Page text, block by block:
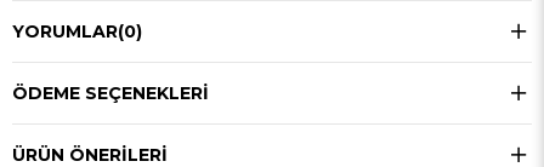
YORUMLAR(0)
ÖDEME SEÇENEKLERI
ÜRÜN ÖNERILERI